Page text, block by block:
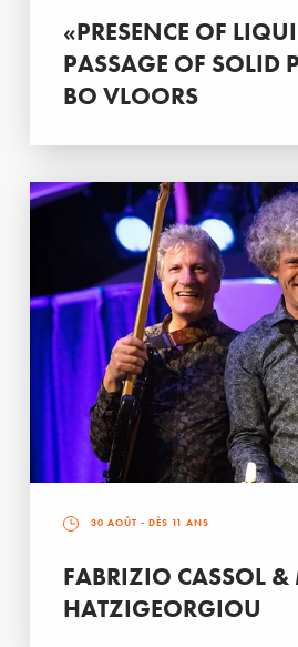
«PRESENCE OF
PASSAGE OF SOLID
BO VLOORS
30 AOÛT - DÈS 11 ANS
FABRIZIO CASSOL &
HATZIGEORGIOU